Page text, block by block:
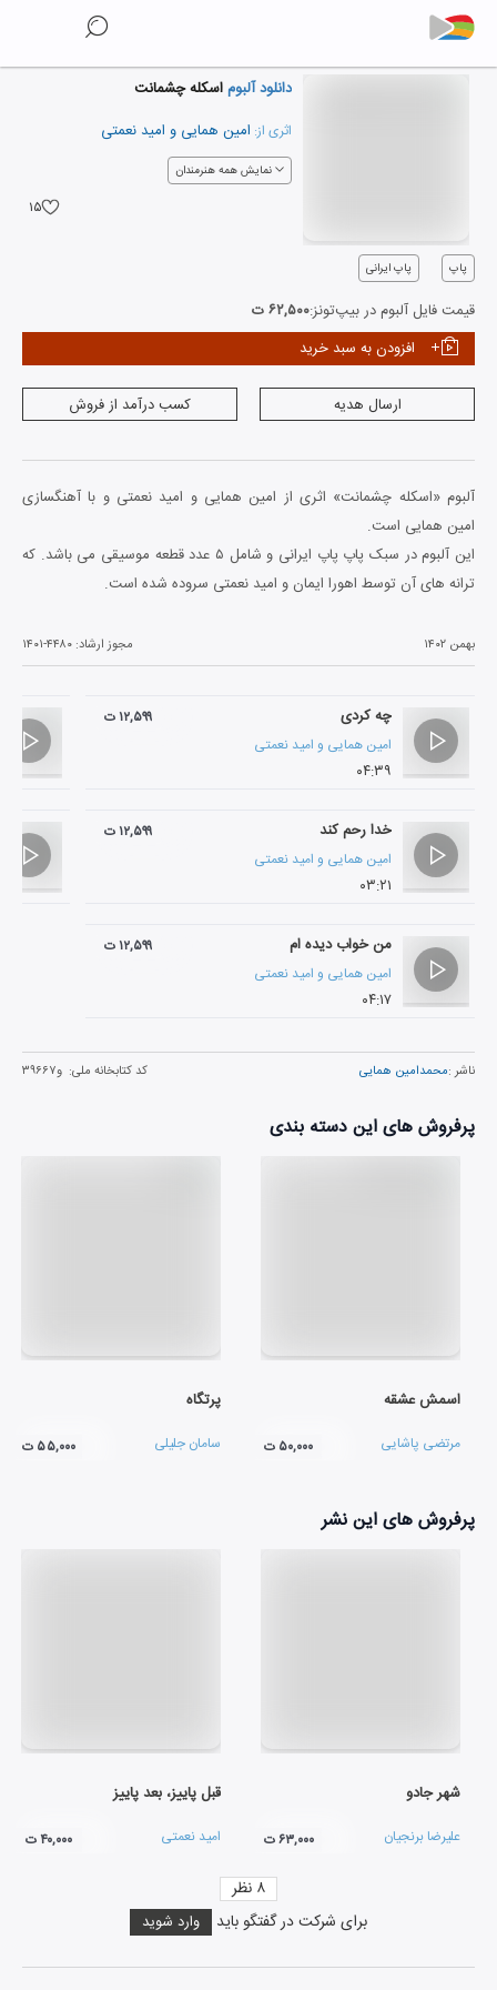
دانلود آلبوماسکله چشمانت
اثری از: امین همایی و امید نعمتی
نمایش همه هنرمندان
۱۵
پاپ پاپ ایرانی
قیمت فایل آلبوم در بیپ‌تونز:۶۲,۵۰۰ ت
افزودن به سبد خرید
ارسال هدیه کسب درآمد از فروش
آلبوم «اسکله چشمانت» اثری از امین همایی و امید نعمتی و با آهنگسازی
امین همایی است.
این آلبوم در سبک پاپ پاپ ایرانی و شامل ۵ عدد قطعه موسیقی می باشد. که
ترانه های آن توسط اهورا ایمان و امید نعمتی سروده شده است.
بهمن ۱۴۰۲ مجوز ارشاد: ۱۴۰۱-۴۴۸۰
چه کردی
امین همایی و امید نعمتی
۰۴:۳۹
۱۲,۵۹۹ ت
خدا رحم کند
امین همایی و امید نعمتی
۰۳:۲۱
۱۲,۵۹۹ ت
من خواب دیده ام
امین همایی و امید نعمتی
۰۴:۱۷
۱۲,۵۹۹ ت
ناشر :محمدامین همایی کد کتابخانه ملی: و۳۹۶۶۷
پرفروش های این دسته بندی
اسمش عشقه
مرتضی پاشایی ۵۰,۰۰۰ ت
پرتگاه
سامان جلیلی ۵۵,۰۰۰ ت
پرفروش های این نشر
شهر جادو
علیرضا برنجیان ۶۳,۰۰۰ ت
قبل پاییز، بعد پاییز
امید نعمتی ۴۰,۰۰۰ ت
برای شرکت در گفتگو باید وارد شوید
۸ نظر